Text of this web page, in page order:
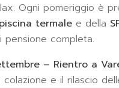
Ogni pomeriggio è
piscina termale e della
completa.
– Rientro a
e il rilascio